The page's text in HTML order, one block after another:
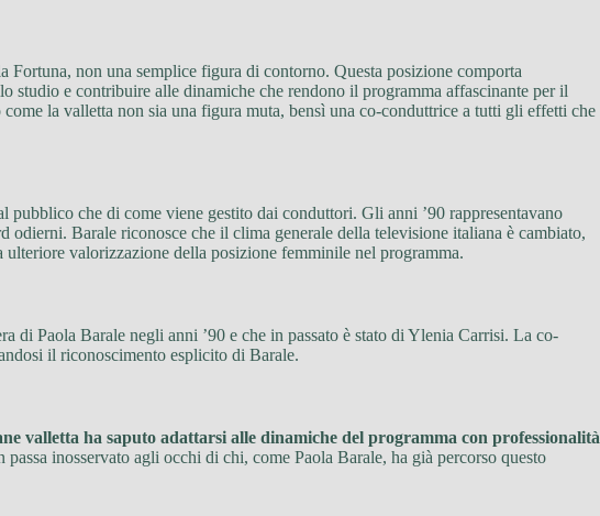
Fortuna, non una semplice figura di contorno. Questa posizione comporta
studio e contribuire alle dinamiche che rendono il programma affascinante per il
la valletta non sia una figura muta, bensì una co-conduttrice a tutti gli effetti che
pubblico che di come viene gestito dai conduttori. Gli anni ’90 rappresentavano
Barale riconosce che il clima generale della televisione italiana è cambiato,
valorizzazione della posizione femminile nel programma.
di Paola Barale negli anni ’90 e che in passato è stato di Ylenia Carrisi. La co-
il riconoscimento esplicito di Barale.
valletta ha saputo adattarsi alle dinamiche del programma con professionalità
inosservato agli occhi di chi, come Paola Barale, ha già percorso questo